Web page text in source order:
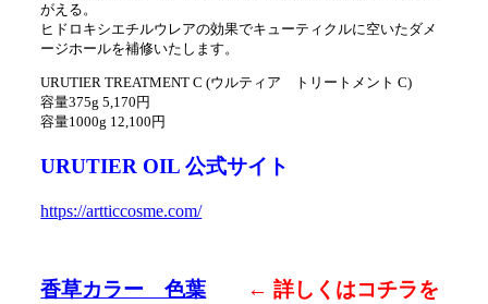
がえる。
ヒドロキシエチルウレアの効果でキューティクルに空いたダメ
ージホールを補修いたします。
URUTIER TREATMENT C (ウルティア トリートメント C)
容量375g 5,170円
容量1000g 12,100円
URUTIER OIL 公式サイト
https://artticcosme.com/
香草カラー 色葉 ← 詳しくはコチラを